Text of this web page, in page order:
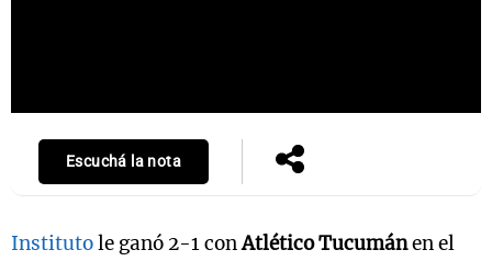
Escuchá la nota
Institutole ganó 2-1 conAtlético Tucumánen el